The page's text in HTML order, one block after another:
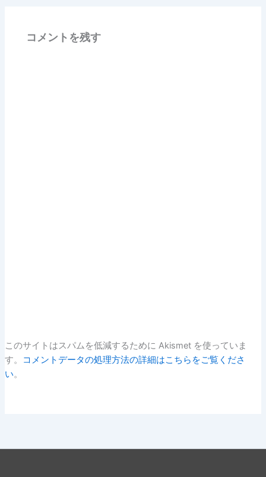
コメントを残す
このサイトはスパムを低減するために Akismet を使っていま
す。
コメントデータの処理方法の詳細はこちらをご覧くださ
い。